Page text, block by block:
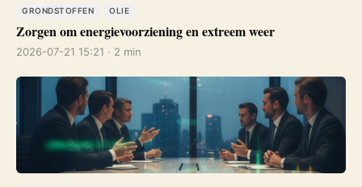
GRONDSTOFFEN OLIE
Zorgen om energievoorziening en extreem weer
2026-07-21 15:21 · 2 min